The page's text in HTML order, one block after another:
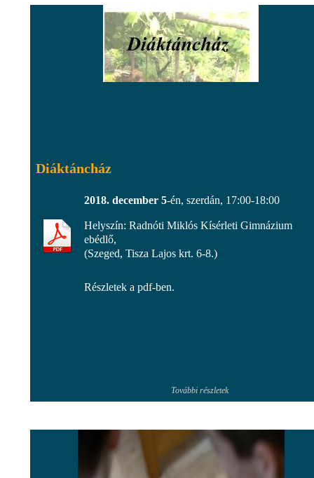
Diáktáncház
2018. december 5-én, szerdán, 17:00-18:00
Helyszín: Radnóti Miklós Kísérleti Gimnázium
ebédlő,
(Szeged, Tisza Lajos krt. 6-8.)
Részletek a pdf-ben.
További részletek